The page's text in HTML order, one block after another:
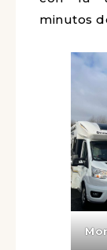
minutos